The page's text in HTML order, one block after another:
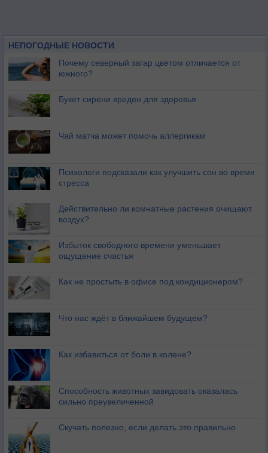
НЕПОГОДНЫЕ НОВОСТИ
Почему северный загар цветом отличается от
южного?
Букет сирени вреден для здоровья
Чай матча может помочь аллергикам
Психологи подсказали как улучшить сон во время
стресса
Действительно ли комнатные растения очищают
воздух?
Избыток свободного времени уменьшает
ощущение счастья
Как не простыть в офисе под кондиционером?
Что нас ждёт в ближайшем будущем?
Как избавиться от боли в колене?
Способность животных завидовать оказалась
сильно преувеличенной
Скучать полезно, если делать это правильно